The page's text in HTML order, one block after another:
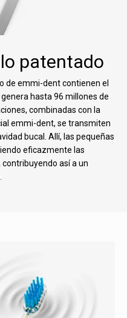
patentado
de emmi-dent contienen el
hasta 96 millones de
combinadas con la
emmi-dent, se transmiten
bucal. Allí, las pequeñas
eficazmente las
así a un